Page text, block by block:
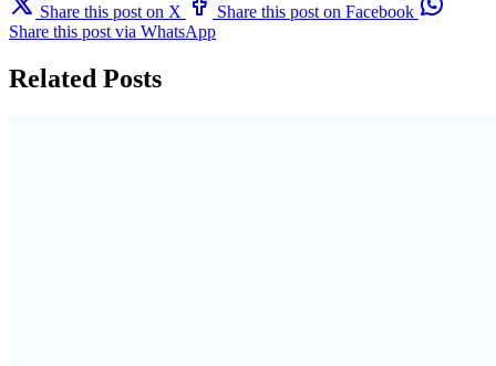
Share this post on X
Share this post on Facebook
Share this post via WhatsApp
Related Posts